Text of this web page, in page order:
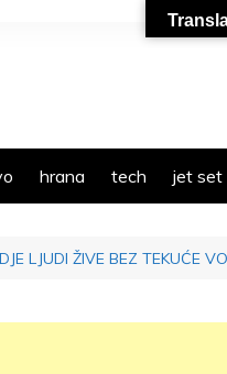
hrana tech jet set
LJUDI ŽIVE BEZ TEKUĆE